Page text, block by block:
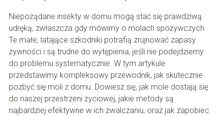
Niepożądane insekty w domu mogą stać się prawdziwą
udręką, zwłaszcza gdy mówimy o molach spożywczych.
Te małe, latające szkodniki potrafią zrujnować zapasy
żywności i są trudne do wytępienia, jeśli nie podejdziemy
do problemu systematycznie. W tym artykule
przedstawimy kompleksowy przewodnik, jak skutecznie
pozbyć się moli z domu. Dowiesz się, jak mole dostają się
do naszej przestrzeni życiowej, jakie metody są
najbardziej efektywne w ich zwalczaniu, oraz jak zapobiec